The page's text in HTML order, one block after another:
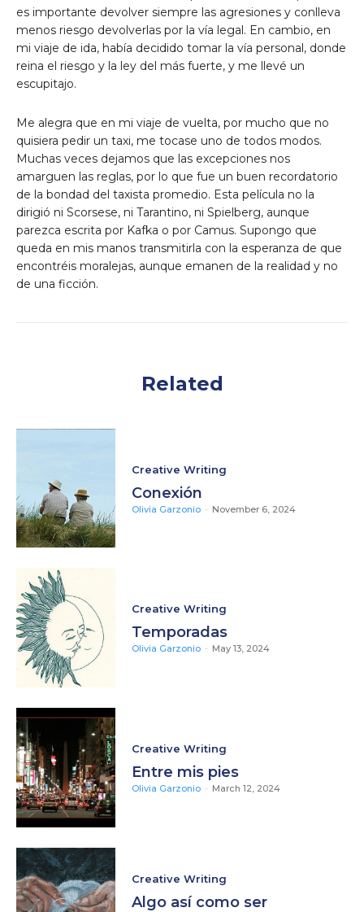
es importante devolver siempre las agresiones y conlleva
menos riesgo devolverlas por la vía legal. En cambio, en
mi viaje de ida, había decidido tomar la vía personal, donde
reina el riesgo y la ley del más fuerte, y me llevé un
escupitajo.
Me alegra que en mi viaje de vuelta, por mucho que no
quisiera pedir un taxi, me tocase uno de todos modos.
Muchas veces dejamos que las excepciones nos
amarguen las reglas, por lo que fue un buen recordatorio
de la bondad del taxista promedio. Esta película no la
dirigió ni Scorsese, ni Tarantino, ni Spielberg, aunque
parezca escrita por Kafka o por Camus. Supongo que
queda en mis manos transmitirla con la esperanza de que
encontréis moralejas, aunque emanen de la realidad y no
de una ficción.
Related
Creative Writing
Conexión
Olivia Garzonio - November 6, 2024
Creative Writing
Temporadas
Olivia Garzonio - May 13, 2024
Creative Writing
Entre mis pies
Olivia Garzonio - March 12, 2024
Creative Writing
Algo así como ser